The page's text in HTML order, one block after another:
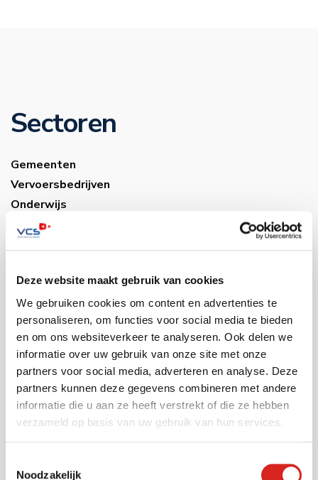
Deze website maakt gebruik van cookies
We gebruiken cookies om content en advertenties te
personaliseren, om functies voor social media te bieden
en om ons websiteverkeer te analyseren. Ook delen we
informatie over uw gebruik van onze site met onze
partners voor social media, adverteren en analyse. Deze
partners kunnen deze gegevens combineren met andere
informatie die u aan ze heeft verstrekt of die ze hebben
verzameld op basis van uw gebruik van hun services.
Noodzakelijk
Sectoren
Gemeenten
Vervoersbedrijven
Onderwijs
Industrie
Bouwsector
Infra
Zorg
Luchthavens
Bedrijventerreinen
Industrie
Contact
Tel:
0416 54 10 10